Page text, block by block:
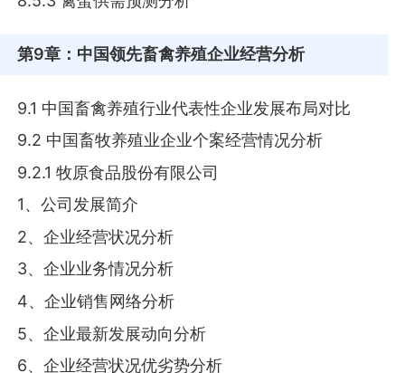
第9章 ：中国领先畜禽养殖企业经营分析
9.1 中国畜禽养殖行业代表性企业发展布局对比
9.2 中国畜牧养殖业企业个案经营情况分析
9.2.1 牧原食品股份有限公司
1、公司发展简介
2、企业经营状况分析
3、企业业务情况分析
4、企业销售网络分析
5、企业最新发展动向分析
6、企业经营状况优劣势分析